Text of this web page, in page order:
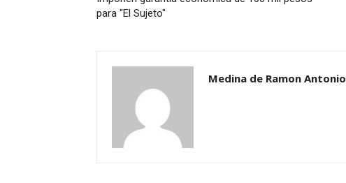
para "El Sujeto"
Medina de Ramon Antonio